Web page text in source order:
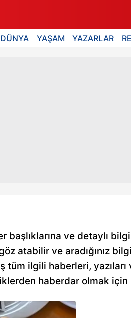
DÜNYA YAŞAM YAZARLAR
başlıklarına ve detaylı
atabilir ve aradığınız
tüm ilgili haberleri,
haberdar olmak için